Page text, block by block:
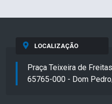
LOCALIZAÇÃO
Praça Teixeira de
65765-000 - Dom